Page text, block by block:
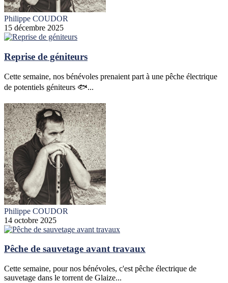
Philippe COUDOR
15 décembre 2025
Reprise de géniteurs
Cette semaine, nos bénévoles prenaient part à une pêche électrique
de potentiels géniteurs 🐟...
Philippe COUDOR
14 octobre 2025
Pêche de sauvetage avant travaux
Cette semaine, pour nos bénévoles, c'est pêche électrique de
sauvetage dans le torrent de Glaize...